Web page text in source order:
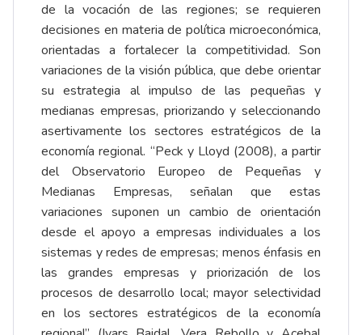
de la vocación de las regiones; se requieren
decisiones en materia de política microeconómica,
orientadas a fortalecer la competitividad. Son
variaciones de la visión pública, que debe orientar
su estrategia al impulso de las pequeñas y
medianas empresas, priorizando y seleccionando
asertivamente los sectores estratégicos de la
economía regional. “Peck y Lloyd (2008), a partir
del Observatorio Europeo de Pequeñas y
Medianas Empresas, señalan que estas
variaciones suponen un cambio de orientación
desde el apoyo a empresas individuales a los
sistemas y redes de empresas; menos énfasis en
las grandes empresas y priorización de los
procesos de desarrollo local; mayor selectividad
en los sectores estratégicos de la economía